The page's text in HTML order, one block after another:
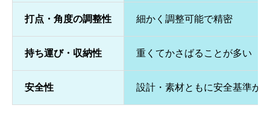
打点・角度の調整性 細かく調整可能で精密
持ち運び・収納性 重くてかさばることが多い
安全性 設計・素材ともに安全基準が